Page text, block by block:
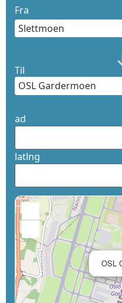
Fra
Til
ad
latlng
OSL